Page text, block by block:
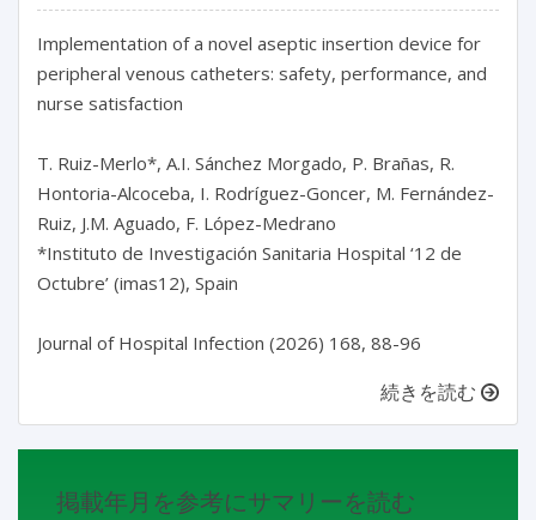
Implementation of a novel aseptic insertion device for
peripheral venous catheters: safety, performance, and
nurse satisfaction
T. Ruiz-Merlo*, A.I. Sánchez Morgado, P. Brañas, R.
Hontoria-Alcoceba, I. Rodríguez-Goncer, M. Fernández-
Ruiz, J.M. Aguado, F. López-Medrano
*Instituto de Investigación Sanitaria Hospital ‘12 de
Octubre’ (imas12), Spain
Journal of Hospital Infection (2026) 168, 88-96
続きを読む
掲載年月を参考にサマリーを読む